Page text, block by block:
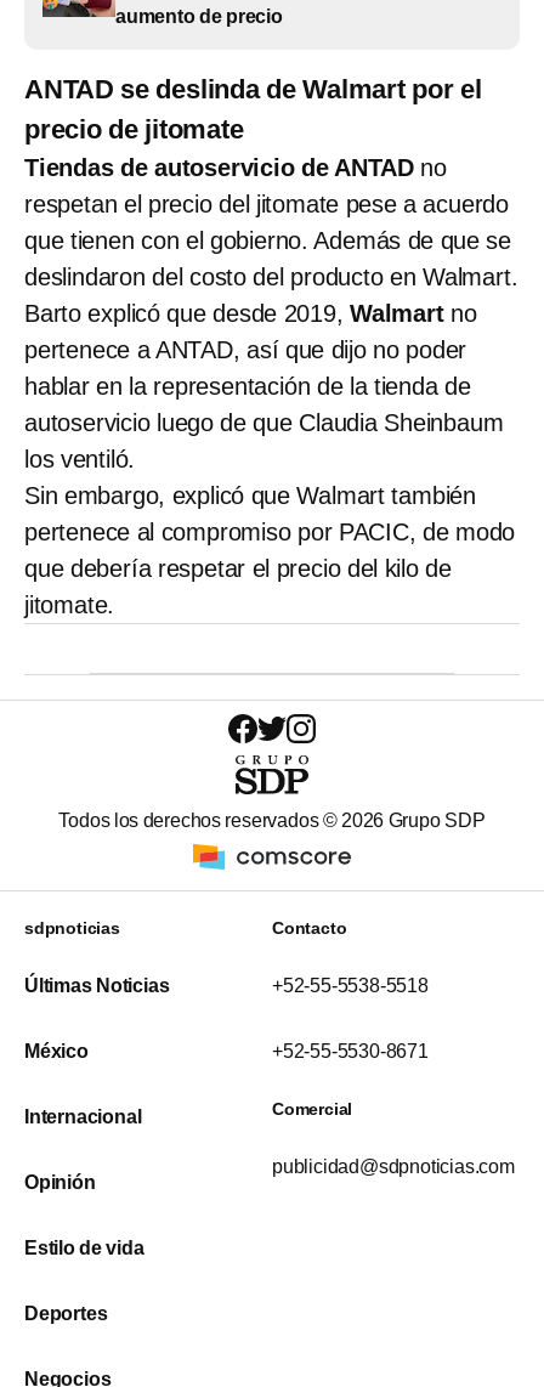
aumento de precio
ANTAD se deslinda de Walmart por el
precio de jitomate
Tiendas de autoservicio de ANTAD no
respetan el precio del jitomate pese a acuerdo
que tienen con el gobierno. Además de que se
deslindaron del costo del producto en Walmart.
Barto explicó que desde 2019, Walmart no
pertenece a ANTAD, así que dijo no poder
hablar en la representación de la tienda de
autoservicio luego de que Claudia Sheinbaum
los ventiló.
Sin embargo, explicó que Walmart también
pertenece al compromiso por PACIC, de modo
que debería respetar el precio del kilo de
jitomate.
Todos los derechos reservados © 2026 Grupo SDP
sdpnoticias
Últimas Noticias
México
Internacional
Opinión
Estilo de vida
Deportes
Negocios
Contacto
+52-55-5538-5518
+52-55-5530-8671
Comercial
publicidad@sdpnoticias.com